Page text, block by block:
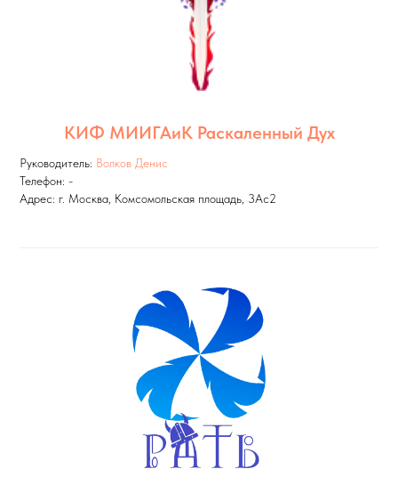
КИФ МИИГАиК Раскаленный Дух
Руководитель: Волков Денис
Телефон: -
Адрес: г. Москва, Комсомольская площадь, 3Ас2